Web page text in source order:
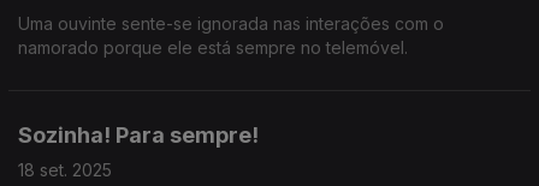
Uma ouvinte sente-se ignorada nas interações com o
namorado porque ele está sempre no telemóvel.
Sozinha! Para sempre!
18 set. 2025